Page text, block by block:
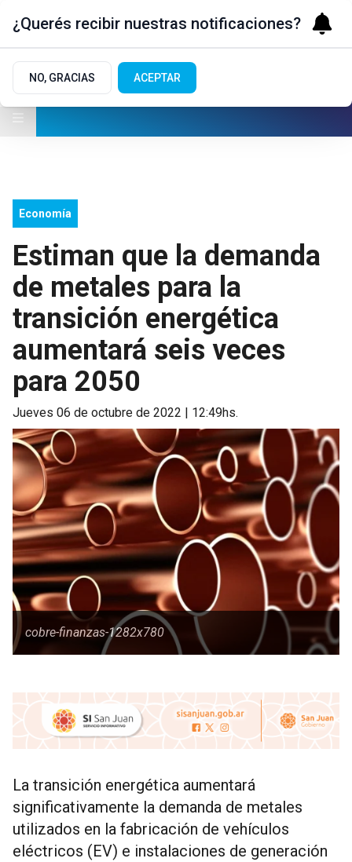
Economía
Estiman que la demanda
de metales para la
transición energética
aumentará seis veces
para 2050
jueves 06 de octubre de 2022 | 12:49hs.
cobre-finanzas-1282x780
La transición energética aumentará
significativamente la demanda de metales
utilizados en la fabricación de vehículos
eléctricos (EV) e instalaciones de generación
¿Querés recibir nuestras notificaciones?
NO, GRACIAS ACEPTAR